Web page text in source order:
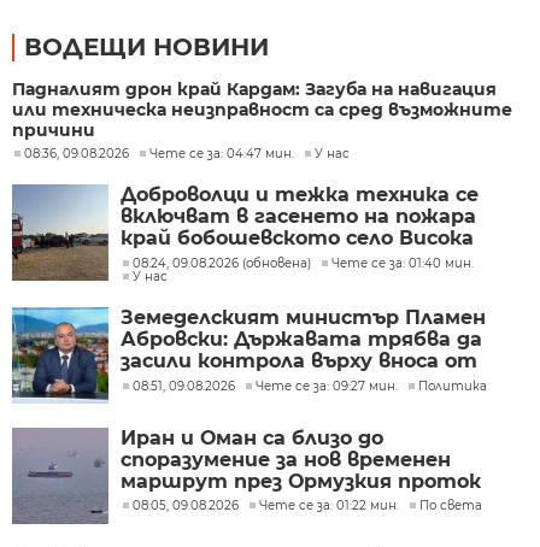
ВОДЕЩИ НОВИНИ
Падналият дрон край Кардам: Загуба на навигация
или техническа неизправност са сред възможните
причини
08:36, 09.08.2026 Чете се за: 04:47 мин. У нас
Доброволци и тежка техника се
включват в гасенето на пожара
край бобошевското село Висока
могила
08:24, 09.08.2026 (обновена)
Чете се за: 01:40 мин.
У нас
Земеделският министър Пламен
Абровски: Държавата трябва да
засили контрола върху вноса от
трети страни
08:51, 09.08.2026 Чете се за: 09:27 мин. Политика
Иран и Оман са близо до
споразумение за нов временен
маршрут през Ормузкия проток
08:05, 09.08.2026 Чете се за: 01:22 мин. По света